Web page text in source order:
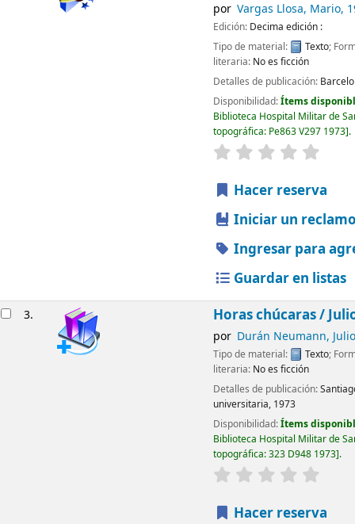
por Vargas Llosa, Mario,
Edición: Decima edición :
Tipo de material:
Texto;
literaria: No es ficción
Detalles de publicación:
Disponibilidad:Ítems
Biblioteca Hospital Militar de
topográfica: Pe863 V297 1973 .
valoración
Hacer reserva
Iniciar un
Ingresar para
Guardar en listas
3. Horas chúcaras /
por Durán Neumann, Julio
Tipo de material: Texto;
literaria: No es ficción
Detalles de publicación:
universitaria, 1973
Disponibilidad:Ítems
Biblioteca Hospital Militar de
topográfica:323 D948 1973 .
valoración
Hacer reserva